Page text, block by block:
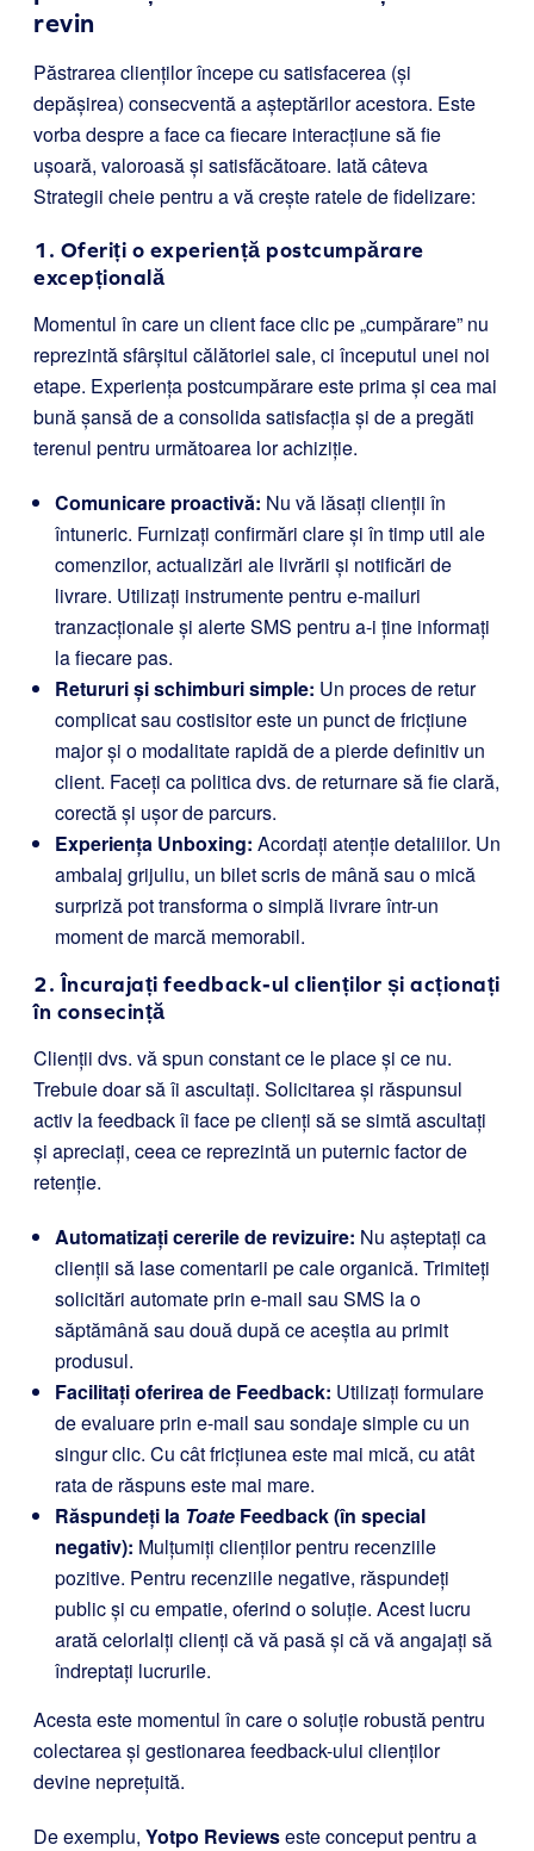
revin
Păstrarea clienților începe cu satisfacerea (și
depășirea) consecventă a așteptărilor acestora. Este
vorba despre a face ca fiecare interacțiune să fie
ușoară, valoroasă și satisfăcătoare. Iată câteva
Strategii cheie pentru a vă crește ratele de fidelizare:
1. Oferiți o experiență postcumpărare
excepțională
Momentul în care un client face clic pe „cumpărare” nu
reprezintă sfârșitul călătoriei sale, ci începutul unei noi
etape. Experiența postcumpărare este prima și cea mai
bună șansă de a consolida satisfacția și de a pregăti
terenul pentru următoarea lor achiziție.
Comunicare proactivă: Nu vă lăsați clienții în
întuneric. Furnizați confirmări clare și în timp util ale
comenzilor, actualizări ale livrării și notificări de
livrare. Utilizați instrumente pentru e-mailuri
tranzacționale și alerte SMS pentru a-i ține informați
la fiecare pas.
Retururi și schimburi simple: Un proces de retur
complicat sau costisitor este un punct de fricțiune
major și o modalitate rapidă de a pierde definitiv un
client. Faceți ca politica dvs. de returnare să fie clară,
corectă și ușor de parcurs.
Experiența Unboxing: Acordați atenție detaliilor. Un
ambalaj grijuliu, un bilet scris de mână sau o mică
surpriză pot transforma o simplă livrare într-un
moment de marcă memorabil.
2. Încurajați feedback-ul clienților și acționați
în consecință
Clienții dvs. vă spun constant ce le place și ce nu.
Trebuie doar să îi ascultați. Solicitarea și răspunsul
activ la feedback îi face pe clienți să se simtă ascultați
și apreciați, ceea ce reprezintă un puternic factor de
retenție.
Automatizați cererile de revizuire: Nu așteptați ca
clienții să lase comentarii pe cale organică. Trimiteți
solicitări automate prin e-mail sau SMS la o
săptămână sau două după ce aceștia au primit
produsul.
Facilitați oferirea de Feedback: Utilizați formulare
de evaluare prin e-mail sau sondaje simple cu un
singur clic. Cu cât fricțiunea este mai mică, cu atât
rata de răspuns este mai mare.
Răspundeți la Toate Feedback (în special
negativ): Mulțumiți clienților pentru recenziile
pozitive. Pentru recenziile negative, răspundeți
public și cu empatie, oferind o soluție. Acest lucru
arată celorlalți clienți că vă pasă și că vă angajați să
îndreptați lucrurile.
Acesta este momentul în care o soluție robustă pentru
colectarea și gestionarea feedback-ului clienților
devine neprețuită.
De exemplu, Yotpo Reviewseste conceput pentru a